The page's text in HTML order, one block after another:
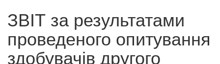
ЗВІТ за результатами
проведеного опитування
здобувачів другого